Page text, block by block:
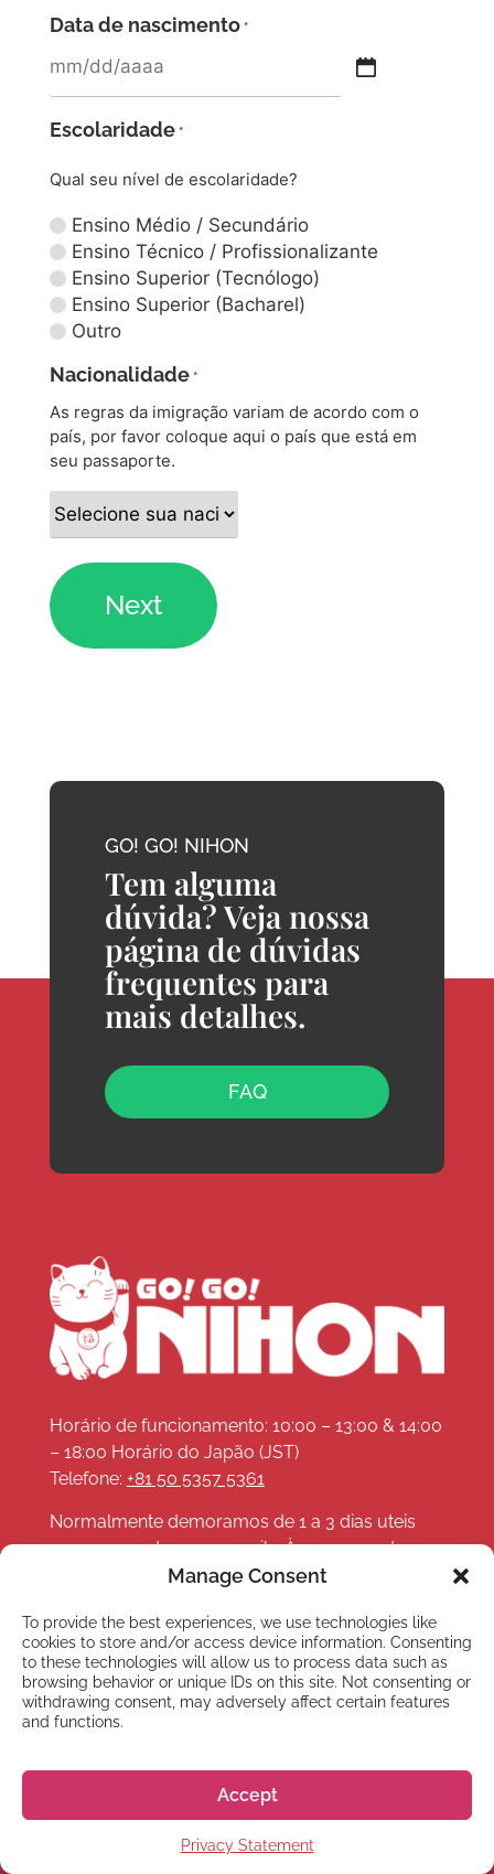
Manage Consent
To provide the best experiences, we use technologies like
cookies to store and/or access device information. Consenting
to these technologies will allow us to process data such as
browsing behavior or unique IDs on this site. Not consenting or
withdrawing consent, may adversely affect certain features
and functions.
Accept
Privacy Statement
Data de nascimento *
Escolaridade *
Qual seu nível de escolaridade?
Ensino Médio / Secundário
Ensino Técnico / Profissionalizante
Ensino Superior (Tecnólogo)
Ensino Superior (Bacharel)
Outro
Nacionalidade *
As regras da imigração variam de acordo com o
país, por favor coloque aqui o país que está em
seu passaporte.
GO! GO! NIHON
Tem alguma
dúvida? Veja nossa
página de dúvidas
frequentes para
mais detalhes.
FAQ
Horário de funcionamento: 10:00 – 13:00 & 14:00
– 18:00 Horário do Japão (JST)
Telefone: +81 50 5357 5361
Normalmente demoramos de 1 a 3 dias uteis
para responder seus emails. Às vezes podemos
demorar um pouco mais, mas responderemos